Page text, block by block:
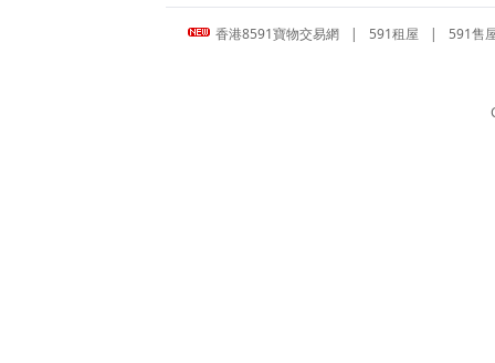
香港8591寶物交易網 | 591租屋 | 591售